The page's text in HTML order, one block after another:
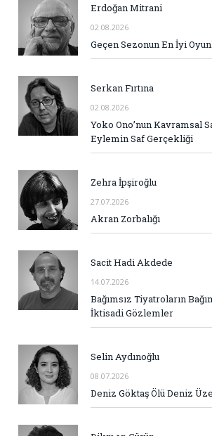
Erdoğan Mitrani
02.08.2026
Geçen Sezonun En İyi
Serkan Fırtına
02.08.2026
Yoko Ono’nun Kavramsal
Eylemin Saf Gerçekliği
Zehra İpşiroğlu
27.07.2026
Akran Zorbalığı
Sacit Hadi Akdede
14.07.2026
Bağımsız Tiyatroların
İktisadi Gözlemler
Selin Aydınoğlu
08.07.2026
Deniz Göktaş Ölü Deniz